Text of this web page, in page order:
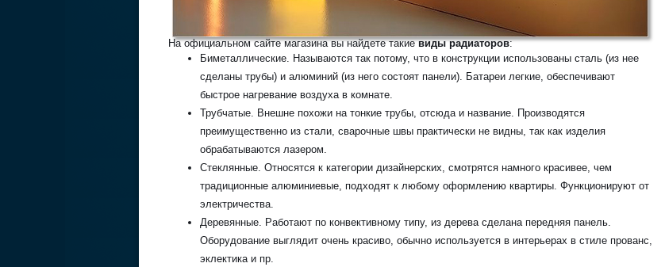
На официальном сайте магазина вы найдете такиевиды радиаторов:
Биметаллические. Называются так потому, что в конструкции использованы сталь (из нее
сделаны трубы) и алюминий (из него состоят панели). Батареи легкие, обеспечивают
быстрое нагревание воздуха в комнате.
Трубчатые. Внешне похожи на тонкие трубы, отсюда и название. Производятся
преимущественно из стали, сварочные швы практически не видны, так как изделия
обрабатываются лазером.
Стеклянные. Относятся к категории дизайнерских, смотрятся намного красивее, чем
традиционные алюминиевые, подходят к любому оформлению квартиры. Функционируют от
электричества.
Деревянные. Работают по конвективному типу, из дерева сделана передняя панель.
Оборудование выглядит очень красиво, обычно используется в интерьерах в стиле прованс,
эклектика и пр.